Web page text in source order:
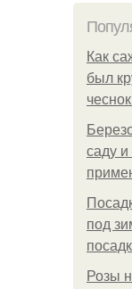
Как
был
саду
под
Розы